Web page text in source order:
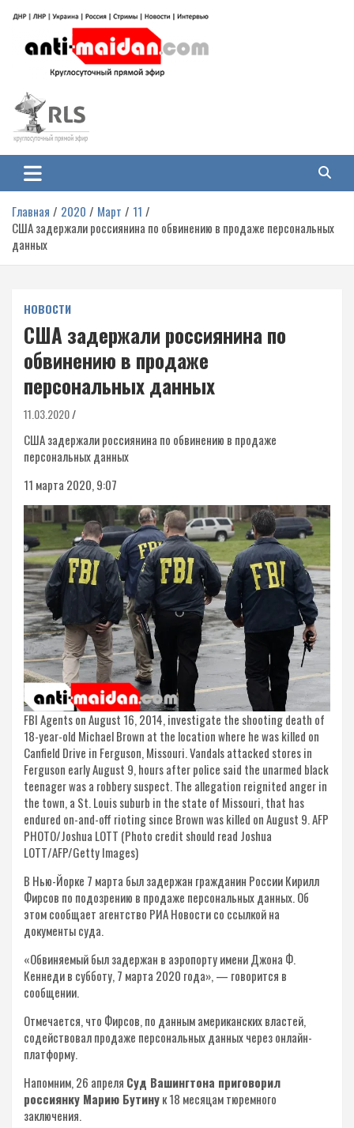
содержимому
Антимайдан: Гражданская война
на Украине
гражданской войне на Украине, включая события в Новороссии, ДНР,
ЛНР и других регионах.
Главная 2020 Март
11
США задержали россиянина по обвинению в продаже персональных
данных
НОВОСТИ
США задержали россиянина по
обвинению в продаже
персональных данных
11.03.2020
США задержали россиянина по обвинению в продаже
персональных данных
11 марта 2020, 9:07
FBI Agents on August 16, 2014, investigate the shooting death of
18-year-old Michael Brown at the location where he was killed on
Canfield Drive in Ferguson, Missouri. Vandals attacked stores in
Ferguson early August 9, hours after police said the unarmed black
teenager was a robbery suspect. The allegation reignited anger in
the town, a St. Louis suburb in the state of Missouri, that has
endured on-and-off rioting since Brown was killed on August 9. AFP
PHOTO/Joshua LOTT (Photo credit should read Joshua
LOTT/AFP/Getty Images)
В Нью-Йорке 7 марта был задержан гражданин России Кирилл
Фирсов по подозрению в продаже персональных данных. Об
этом сообщает агентство РИА Новости со ссылкой на
документы суда.
«Обвиняемый был задержан в аэропорту имени Джона Ф.
Кеннеди в субботу, 7 марта 2020 года», — говорится в
сообщении.
Отмечается, что Фирсов, по данным американских властей,
содействовал продаже персональных данных через онлайн-
платформу.
Напомним, 26 апреля Суд Вашингтона приговорил
россиянку Марию Бутинук 18 месяцам тюремного
заключения.